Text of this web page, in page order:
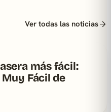
Ver todas las noticias
más fácil:
Fácil de